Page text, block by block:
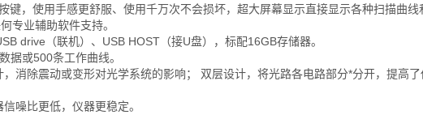
，使用手感更舒服、使用千万次不会损坏，超大屏幕显示直接显示各种扫描曲线
专业辅助软件支持。
drive（联机）、USB HOST（接U盘），标配16GB存储器。
据或500条工作曲线。
消除震动或变形对光学系统的影响； 双层设计，将光路各电路部分*分开，提高
噪比更低，仪器更稳定。